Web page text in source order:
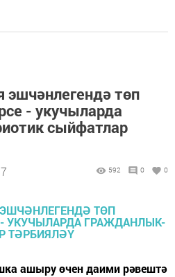
эшчәнлегендә төп
- укучыларда
сыйфатлар
592 0 0
ашыру өчен даими рәвештә